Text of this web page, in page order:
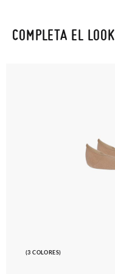
COMPLETA EL LOOK
(3 COLORES)